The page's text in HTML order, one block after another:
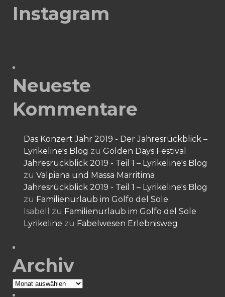
Instagram
Neueste
Kommentare
Das Konzert Jahr 2019 - Der Jahresrückblick –
Lyrikeline's Blog zu Golden Days Festival
Jahresrückblick 2019 - Teil 1 – Lyrikeline's Blog
zu Valpiana und Massa Marritima
Jahresrückblick 2019 - Teil 1 – Lyrikeline's Blog
zu Familienurlaub im Golfo del Sole
Isabell
zu Familienurlaub im Golfo del Sole
Lyrikeline zu Fabelwesen Erlebnisweg
Archiv
Archiv